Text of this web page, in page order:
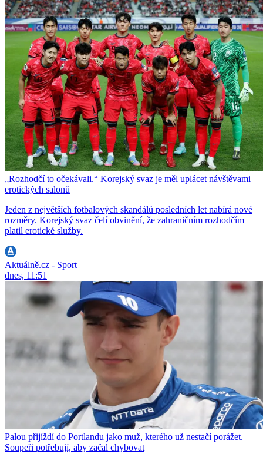
„Rozhodčí to očekávali.“ Korejský svaz je měl uplácet návštěvami
erotických salonů
Jeden z největších fotbalových skandálů posledních let nabírá nové
rozměry. Korejský svaz čelí obvinění, že zahraničním rozhodčím
platil erotické služby.
Aktuálně.cz - Sport
dnes, 11:51
Palou přijíždí do Portlandu jako muž, kterého už nestačí porážet.
Soupeři potřebují, aby začal chybovat